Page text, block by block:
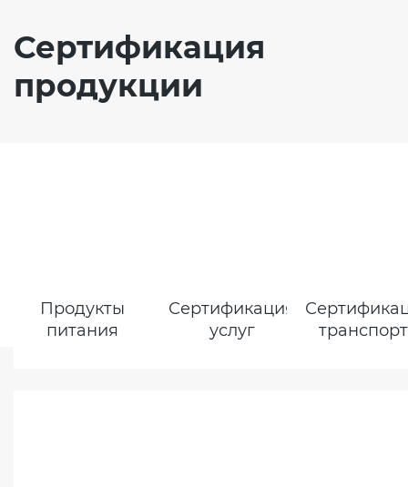
Сертификация
продукции
Продукты
питания
Сертификация
услуг